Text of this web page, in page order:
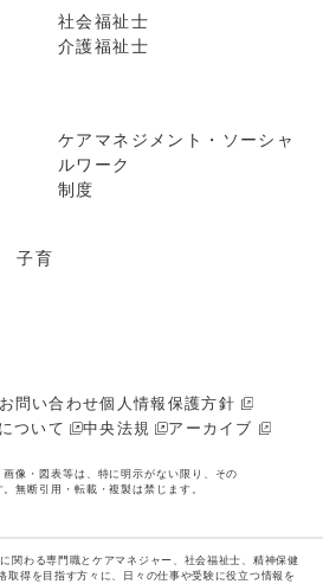
社会福祉士
介護福祉士
ケアマネジメント・ソーシャ
ルワーク
制度
子育
お問い合わせ個人情報保護方針
ついて
中央法規 アーカイブ
像・図表等は、特に明示がない限り、その
無断引用・転載・複製は禁じます。
関わる専門職とケアマネジャー、社会福祉士、精神保健
取得を目指す方々に、日々の仕事や受験に役立つ情報を